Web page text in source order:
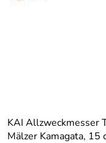
KAI Allzweckmesser
Mälzer Kamagata, 15